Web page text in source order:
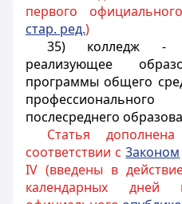
первого
стар. ред.)
35) колледж -
реализующее
программы общего
послесреднего
Статья
соответствии с3аконом
IV (введены в
календарных дней